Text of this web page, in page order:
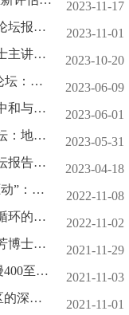
2023-11-17
西安交通大学程海教授作第53期蓝海论坛报告：高低纬相互作用:冰量-AMOC-季风的关系
2023-11-01
第52期蓝海论坛成功举办：赵国春院士主讲超大陆的传说（Tales of Supercontinents）
2023-10-20
Christophe Colin教授主讲第51期蓝海论坛：化学风化、气候变化和生物泵古环境重建
2023-06-09
戴民汉院士主讲蓝海论坛第50期：碳中和与海洋碳汇
2023-06-01
Sean D. Willett教授主讲第49期蓝海论坛：地形地貌学中构造运动与地形平流特征
2023-05-31
兰州大学黄建平院士来访并作蓝海论坛报告：氧循环与地球呼吸 ——第48期蓝海论坛成功举办
2023-04-18
“低纬西太平洋水热循环的岁差辐射驱动”：东亚季风的水塔在哪？ ——第47期蓝海论坛成功举办
2022-11-08
蓝海论坛第47期：低纬西太平洋水热循环的岁差辐射驱动
2022-11-02
蓝海论坛第46期：上海交通大学谢瑞芳博士和我院Simon Hohl博士两场报告
2021-11-29
第45期蓝海论坛 “超深钻石：解析地幔400至700公里深处的板块构造”成功举办
2021-11-03
第44期蓝海论坛 “东亚和西太平洋地区的深部结构及地震火山活动与动力过程” 成功举办
2021-11-01